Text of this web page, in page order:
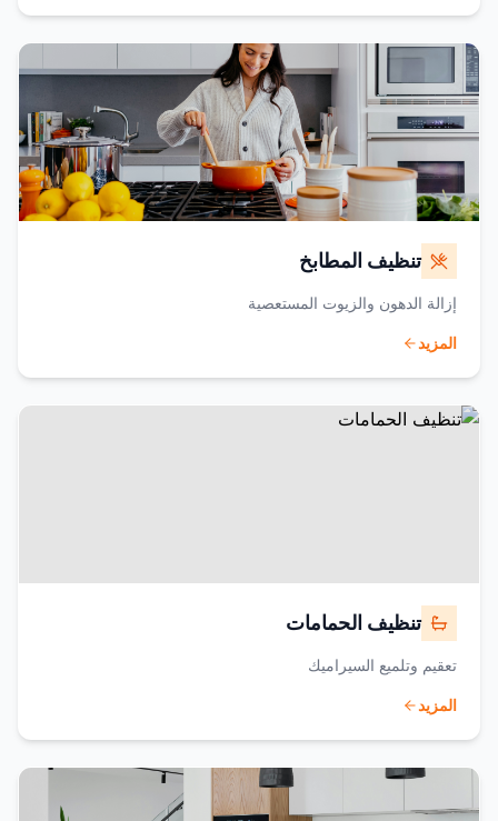
تنظيف المطابخ
إزالة الدهون والزيوت المستعصية
المزيد
تنظيف الحمامات
تعقيم وتلميع السيراميك
المزيد